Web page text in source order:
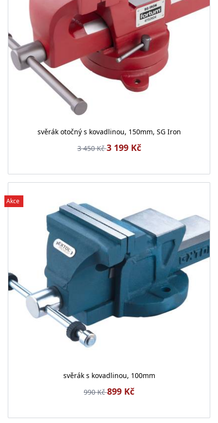
svěrák otočný s kovadlinou, 150mm, SG Iron
3 450 Kč3 199 Kč
Akce
svěrák s kovadlinou, 100mm
990 Kč899 Kč